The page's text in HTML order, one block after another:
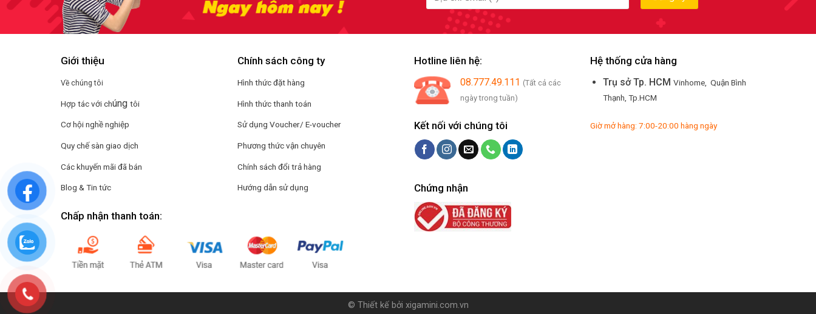
Giới thiệu
Về chúng tôi
Hợp tác với chúngtôi
Cơ hội nghề nghiệp
Quy chế sàn giao dịch
Các khuyến mãi đã bán
Blog & Tin tức
Chính sách công ty
Hình thức đặt hàng
Hình thức thanh toán
Sử dụng Voucher/ E-voucher
Phương thức vận chuyên
Chính sách đổi trả hàng
Hướng dẫn sử dụng
Chấp nhận thanh toán:
Hotline liên hệ:
08.777.49.111 (Tất cả các
ngày trong tuần)
Kết nối với chúng tôi
Chứng nhận
Hệ thống cửa hàng
Trụ sở Tp. HCM Vinhome, Quận Bình
Thạnh, Tp.HCM
Giờ mở hàng: 7:00-20:00 hàng ngày
© Thiết kế bởi xigamini.com.vn